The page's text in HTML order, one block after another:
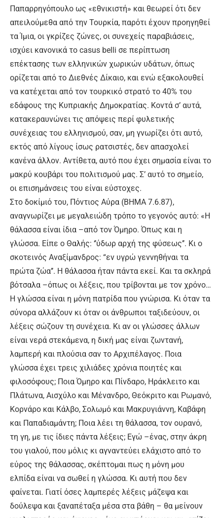
Παπαρρηγόπουλο ως «εθνικιστή» και θεωρεί ότι δεν
απειλούμεθα από την Τουρκία, παρότι έχουν προηγηθεί
τα Ίμια, οι γκρίζες ζώνες, οι συνεχείς παραβιάσεις,
ισχύει κανονικά το casus belli σε περίπτωση
επέκτασης των ελληνικών χωρικών υδάτων, όπως
ορίζεται από το Διεθνές Δίκαιο, και ενώ εξακολουθεί
να κατέχεται από τον τουρκικό στρατό το 40% του
εδάφους της Κυπριακής Δημοκρατίας. Κοντά σ’ αυτά,
κατακεραυνώνει τις απόψεις περί φυλετικής
συνέχειας του ελληνισμού, σαν, μη γνωρίζει ότι αυτό,
εκτός από λίγους ίσως ρατσιστές, δεν απασχολεί
κανένα άλλον. Αντίθετα, αυτό που έχει σημασία είναι το
μακρύ κουβάρι του πολιτισμού μας. Σ’ αυτό το σημείο,
οι επισημάνσεις του είναι εύστοχες.
Στο δοκίμιό του, Πόντιος Αύρα (ΒΗΜΑ 7.6.87),
αναγνωρίζει με μεγαλειώδη τρόπο το γεγονός αυτό: «Η
θάλασσα είναι ίδια –από τον Όμηρο. Όπως και η
γλώσσα. Είπε ο Θαλής: ‘’ύδωρ αρχή της φύσεως’’. Κι ο
σκοτεινός Αναξίμανδρος: “εν υγρώ γεννηθήναι τα
πρώτα ζώα’’. Η θάλασσα ήταν πάντα εκεί. Και τα σκληρά
βότσαλα –όπως οι λέξεις, που τρίβονται με τον χρόνο…
Η γλώσσα είναι η μόνη πατρίδα που γνώρισα. Κι όταν τα
σύνορα αλλάζουν κι όταν οι άνθρωποι ταξιδεύουν, οι
λέξεις σώζουν τη συνέχεια. Κι αν οι γλώσσες άλλων
είναι νερά στεκάμενα, η δική μας είναι ζωντανή,
λαμπερή και πλούσια σαν το Αρχιπέλαγος. Ποια
γλώσσα έχει τρεις χιλιάδες χρόνια ποιητές και
φιλοσόφους; Ποια Όμηρο και Πίνδαρο, Ηράκλειτο και
Πλάτωνα, Αισχύλο και Μένανδρο, Θεόκριτο και Ρωμανό,
Κορνάρο και Κάλβο, Σολωμό και Μακρυγιάννη, Καβάφη
και Παπαδιαμάντη; Ποια λέει τη θάλασσα, τον ουρανό,
τη γη, με τις ίδιες πάντα λέξεις; Εγώ –ένας, στην άκρη
του γιαλού, που μόλις κι αγναντεύει ελάχιστο από το
εύρος της θάλασσας, σκέπτομαι πως η μόνη μου
ελπίδα είναι να σωθεί η γλώσσα. Κι αυτή που δεν
φαίνεται. Γιατί όσες λαμπερές λέξεις μάζεψα και
δούλεψα και ξαναπέταξα μέσα στα βάθη – θα μείνουν